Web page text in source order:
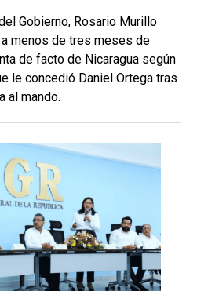
Gobierno, Rosario Murillo
menos de tres meses de
de facto de Nicaragua según
le concedió Daniel Ortega tras
al mando.